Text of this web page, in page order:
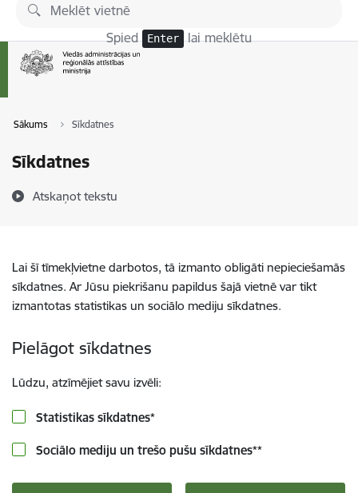
Pāriet uz lapas saturu
Spied Enter lai meklētu
Sākums Sīkdatnes
Sīkdatnes
Atskaņot tekstu
Lai šī tīmekļvietne darbotos, tā izmanto obligāti nepieciešamās
sīkdatnes. Ar Jūsu piekrišanu papildus šajā vietnē var tikt
izmantotas statistikas un sociālo mediju sīkdatnes.
Pielāgot sīkdatnes
Lūdzu, atzīmējiet savu izvēli:
Statistikas sīkdatnes*
Sociālo mediju un trešo pušu sīkdatnes**